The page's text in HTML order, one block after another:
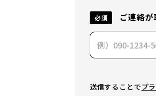
必須 ご連絡
送信することでプ